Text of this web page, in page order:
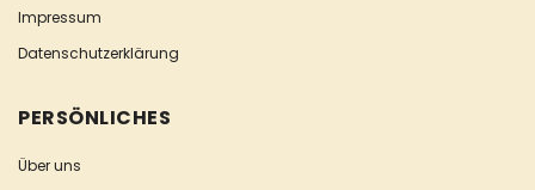
Impressum
Datenschutzerklärung
PERSÖNLICHES
Über uns